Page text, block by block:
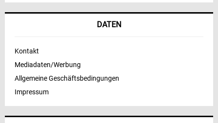
DATEN
Kontakt
Mediadaten/Werbung
Allgemeine Geschäftsbedingungen
Impressum